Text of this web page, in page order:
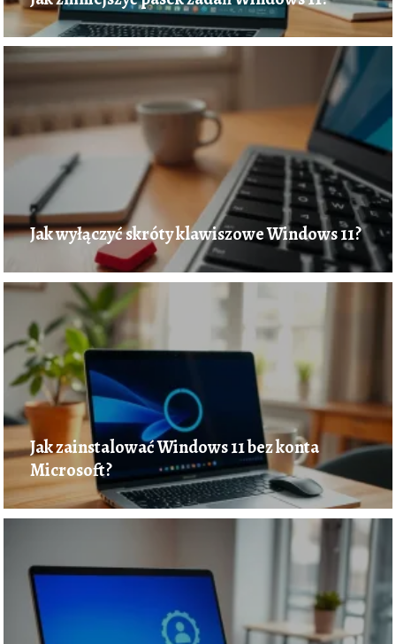
Jak wyłączyć skróty klawiszowe Windows 11?
Jak zainstalować Windows 11 bez konta
Microsoft?